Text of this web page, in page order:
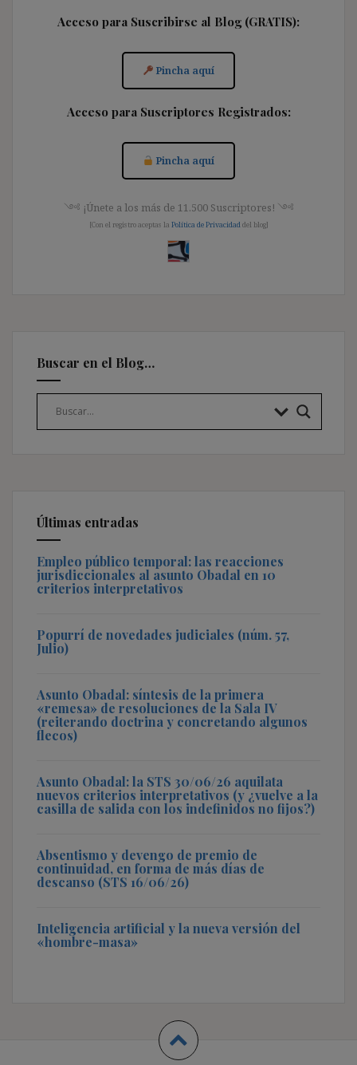
Acceso para Suscribirse al Blog (GRATIS):
Pincha aquí
Acceso para Suscriptores Registrados:
Pincha aquí
༺ ¡Únete a los más de 11.500 Suscriptores! ༺
[Con el registro aceptas la Política de Privacidad del blog]
Buscar en el Blog…
Últimas entradas
Empleo público temporal: las reacciones
jurisdiccionales al asunto Obadal en 10
criterios interpretativos
Popurrí de novedades judiciales (núm. 57,
Julio)
Asunto Obadal: síntesis de la primera
«remesa» de resoluciones de la Sala IV
(reiterando doctrina y concretando algunos
flecos)
Asunto Obadal: la STS 30/06/26 aquilata
nuevos criterios interpretativos (y ¿vuelve a la
casilla de salida con los indefinidos no fijos?)
Absentismo y devengo de premio de
continuidad, en forma de más días de
descanso (STS 16/06/26)
Inteligencia artificial y la nueva versión del
«hombre-masa»